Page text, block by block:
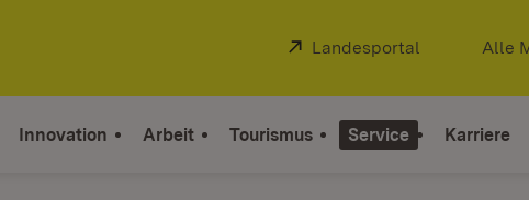
Extern:
Landesportal (Öffnet in
Alle
Innovation Arbeit Tourismus Service Karriere